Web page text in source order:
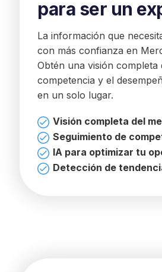
para ser un
La información que
con más confianza en
Obtén una visión completa
competencia y el
en un solo lugar.
Visión completa del
Seguimiento de
IA para optimizar tu
Detección de